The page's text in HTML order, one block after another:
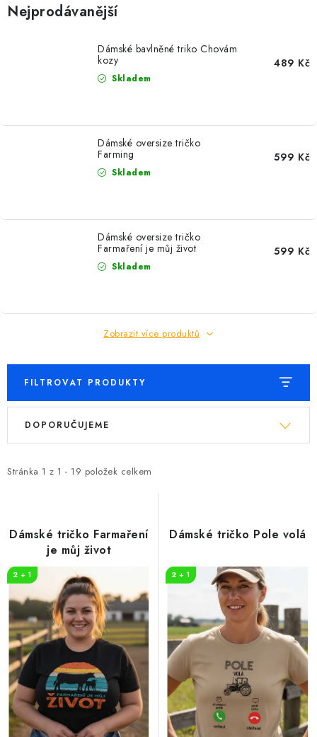
Kontakty
Nejprodávanější
Dámské bavlněné triko Chovám
kozy
Skladem
489 Kč
Dámské oversize tričko
Farming
Skladem
599 Kč
Dámské oversize tričko
Farmaření je můj život
Skladem
599 Kč
Zobrazit více produktů
FILTROVAT PRODUKTY
V
i
r
d
u
k
t
ů
Stránka 1 z 1 - 19 položek celkem
Ř
e
p
o
d
u
k
t
ů
DOPORUČUJEME
Dámské tričko Farmaření
je můj život
2 + 1
Dámské tričko Pole volá
2 + 1